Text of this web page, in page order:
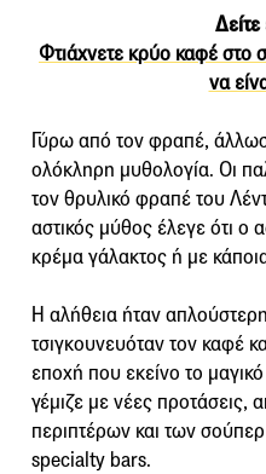
Φτιάχνετε κρύο καφέ στο
να
Γύρω από τον φραπέ,
ολόκληρη μυθολογία. Οι
τον θρυλικό φραπέ του
αστικός μύθος έλεγε ότι ο
κρέμα γάλακτος ή με
Η αλήθεια ήταν
τσιγκουνευόταν τον καφέ
εποχή που εκείνο το
γέμιζε με νέες προτάσεις,
περιπτέρων και των
specialty bars.